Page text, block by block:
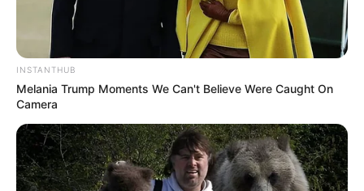
INSTANTHUB
Melania Trump Moments We Can't Believe Were Caught On
Camera